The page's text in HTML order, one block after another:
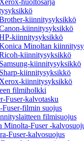
kiinnitysyksikkö
kiinnitysyksikkö
kiinnitysyksikkö
Minoltan
kiinnitysyksikkö
Samsung-kiinnitysyksikkö
Sharp-kiinnitysyksikkö
Xerox-kiinnitysyksikkö
filmiholkki
Fuser-kalvotasku
Fuser-filmin suojus
filmisuojus
Minolta-Fuser -
Fuser-kalvosuojus